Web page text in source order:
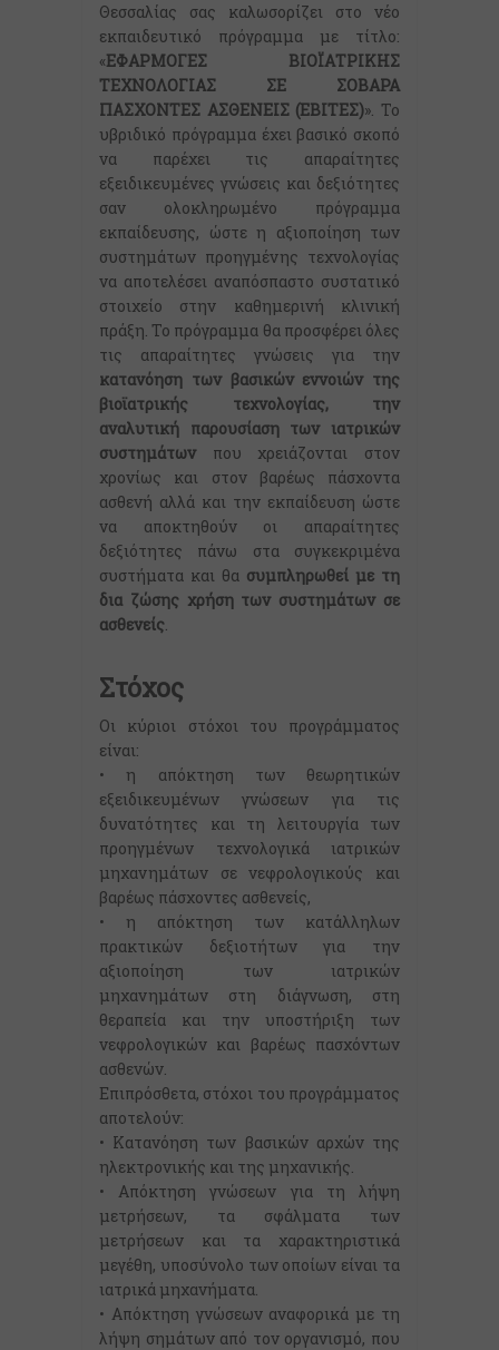
Θεσσαλίας σας καλωσορίζει στο νέο
εκπαιδευτικό πρόγραμμα με τίτλο:
«ΕΦΑΡΜΟΓΕΣ ΒΙΟΪΑΤΡΙΚΗΣ
ΤΕΧΝΟΛΟΓΙΑΣ ΣΕ ΣΟΒΑΡΑ
ΠΑΣΧΟΝΤΕΣ ΑΣΘΕΝΕΙΣ (ΕΒΙΤΕΣ)». Το
υβριδικό πρόγραμμα έχει βασικό σκοπό
να παρέχει τις απαραίτητες
εξειδικευμένες γνώσεις και δεξιότητες
σαν ολοκληρωμένο πρόγραμμα
εκπαίδευσης, ώστε η αξιοποίηση των
συστημάτων προηγμένης τεχνολογίας
να αποτελέσει αναπόσπαστο συστατικό
στοιχείο στην καθημερινή κλινική
πράξη. Το πρόγραμμα θα προσφέρει όλες
τις απαραίτητες γνώσεις για την
κατανόηση των βασικών εννοιών της
βιοϊατρικής τεχνολογίας, την
αναλυτική παρουσίαση των ιατρικών
συστημάτωνπου χρειάζονται στον
χρονίως και στον βαρέως πάσχοντα
ασθενή αλλά και την εκπαίδευση ώστε
να αποκτηθούν οι απαραίτητες
δεξιότητες πάνω στα συγκεκριμένα
συστήματα και θα συμπληρωθεί με τη
δια ζώσης χρήση των συστημάτων σε
ασθενείς.
Στόχος
Οι κύριοι στόχοι του προγράμματος
είναι:
• η απόκτηση των θεωρητικών
εξειδικευμένων γνώσεων για τις
δυνατότητες και τη λειτουργία των
προηγμένων τεχνολογικά ιατρικών
μηχανημάτων σε νεφρολογικούς και
βαρέως πάσχοντες ασθενείς,
• η απόκτηση των κατάλληλων
πρακτικών δεξιοτήτων για την
αξιοποίηση των ιατρικών
μηχανημάτων στη διάγνωση, στη
θεραπεία και την υποστήριξη των
νεφρολογικών και βαρέως πασχόντων
ασθενών.
Επιπρόσθετα, στόχοι του προγράμματος
αποτελούν:
• Κατανόηση των βασικών αρχών της
ηλεκτρονικής και της μηχανικής.
• Απόκτηση γνώσεων για τη λήψη
μετρήσεων, τα σφάλματα των
μετρήσεων και τα χαρακτηριστικά
μεγέθη, υποσύνολο των οποίων είναι τα
ιατρικά μηχανήματα.
• Απόκτηση γνώσεων αναφορικά με τη
λήψη σημάτων από τον οργανισμό, που